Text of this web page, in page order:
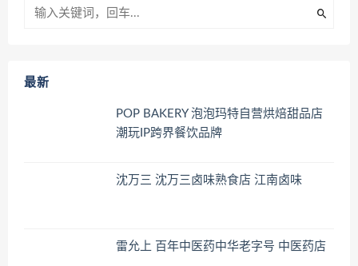
最新
POP BAKERY 泡泡玛特自营烘焙甜品店
潮玩IP跨界餐饮品牌
沈万三 沈万三卤味熟食店 江南卤味
雷允上 百年中医药中华老字号 中医药店